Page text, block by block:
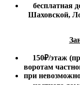
бесплатная
Шаховской,
150₽/этаж
воротам
при